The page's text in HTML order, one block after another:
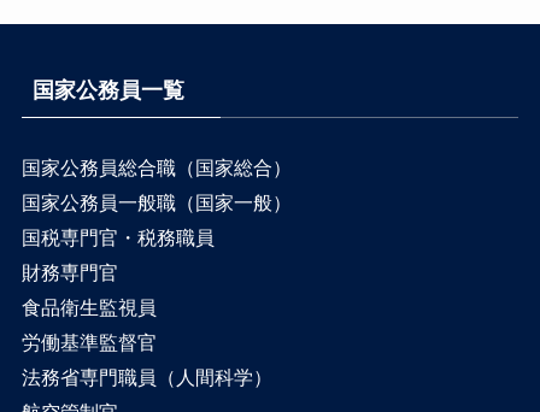
国家公務員一覧
国家公務員総合職（国家総合）
国家公務員一般職（国家一般）
国税専門官・税務職員
財務専門官
食品衛生監視員
労働基準監督官
法務省専門職員（人間科学）